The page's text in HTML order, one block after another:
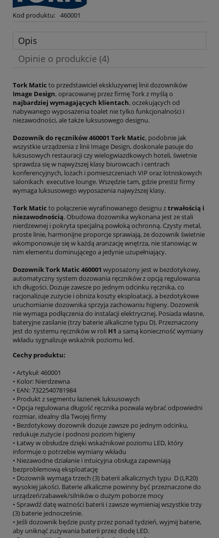
Kod produktu: 460001
Opis
Opinie o produkcie (4)
Tork Matic to przedstawiciel ekskluzywnej linii dozowników
Image Design, opracowanej przez firmę Tork z myślą o
najbardziej wymagających klientach, oczekujących od
nabywanego wyposażenia toalet nie tylko funkcjonalności i
niezawodności, ale także luksusowego designu.
Dozownik do ręczników 460001 Tork Matic, podobnie jak
wszystkie urządzenia z linii Image Design, doskonale pasuje do
luksusowych restauracji czy wielogwiazdkowych hoteli, świetnie
sprawdza się w najwyższej klasy biurowcach i centrach
konferencyjnych, lożach i pomieszczeniach VIP oraz lotniskowych
salonikach executive lounge. Wszędzie tam, gdzie prestiż firmy
wymaga luksusowego wyposażenia najwyższej klasy.
Tork Matic to połączenie wyrafinowanego designu ztrwałością i
niezawodnością. Obudowa dozownika wykonana jest ze stali
nierdzewnej i pokryta specjalną powłoką ochronną. Czysty metal,
proste linie, harmonijne proporcje sprawiają, że dozownik świetnie
wkomponowuje się w każdą aranżację wnętrza, nie stanowiąc w
nim elementu dominującego a jedynie uzupełniający.
Dozownik Tork Matic 460001 wyposażony jest w bezdotykowy,
automatyczny system dozowania ręczników z opcją regulowania
ich długości. Dozuje zawsze po jednym odcinku ręcznika, co
racjonalizuje zużycie i obniża koszty eksploatacji, a bezdotykowe
uruchomianie dozownika sprzyja zachowaniu higieny. Dozownik
nie wymaga podłączenia do instalacji elektrycznej. Posiada własne,
bateryjne zasilanie (trzy baterie alkaliczne typu D). Przeznaczony
jest do systemu ręczników w roli H1 a samą konieczność wymiany
wkładu sygnalizuje wskaźnik poziomu led.
Cechy produktu:
• Artykuł: 460001
• Kolor: Nierdzewna
• EAN: 7322540781984
• Produkt z segmentu łazienek luksusowych
• Opcja regulowana długość ręcznika pozwala wybrać odpowiedni
rozmiar, idealny dla Twojej firmy
• Bezdotykowy dozownik dozuje zawsze po jednym odcinku,
redukuje zużycie i podnosi poziom higieny
• Łatwy w obsłudze dzięki wskaźnikowi poziomu LED, który
informuje o potrzebie wymiany wkładu
• Niezawodne działanie i intuicyjna obsługa zapewniają
bezproblemową eksploatację
• Dozownik wymaga trzech (3) baterii alkalicznych typu D (LR20)
wysokiej jakości. Baterie alkaliczne powinny być przeznaczone do
urządzeń/zabawek/silników o dużym poborze mocy
• Sprawdź datę ważności baterii i zawsze wymieniaj wszystkie trzy
(3) baterie jednocześnie.
• Jeśli dozownik będzie pusty przez ponad tydzień, wyjmij baterie,
aby uniknąć zużywania baterii przez diodę LED.